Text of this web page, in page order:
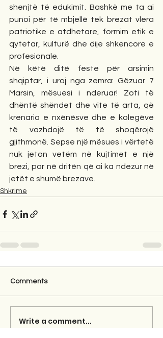
shenjtë të edukimit. Bashkë me ta ai
punoi për të mbjellë tek brezat vlera
patriotike e atdhetare, formim etik e
qytetar, kulturë dhe dije shkencore e
profesionale.
Në këtë ditë feste për arsimin
shqiptar, i uroj nga zemra: Gëzuar 7
Marsin, mësuesi i nderuar! Zoti të
dhëntë shëndet dhe vite të arta, që
krenaria e nxënësve dhe e kolegëve
të vazhdojë të të shoqërojë
gjithmonë. Sepse një mësues i vërtetë
nuk jeton vetëm në kujtimet e një
brezi, por në dritën që ai ka ndezur në
jetët e shumë brezave.
Shkrime
Comments
Write a comment...